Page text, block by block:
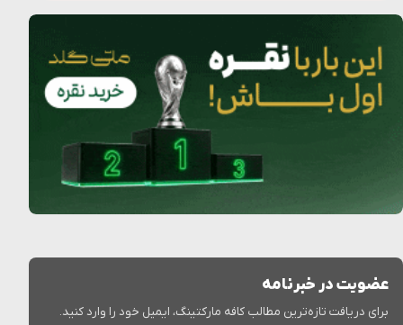
عضویت در خبرنامه
برای دریافت تازه‌ترین مطالب کافه مارکتینگ، ایمیل خود را وارد کنید.